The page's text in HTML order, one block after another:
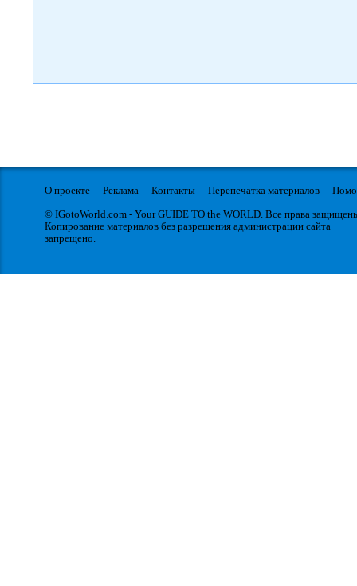
О проекте Реклама Контакты Перепечатка материалов
© IGotoWorld.com - Your GUIDE TO the WORLD. Все права
Копирование материалов без разрешения администрации сайта
запрещено.